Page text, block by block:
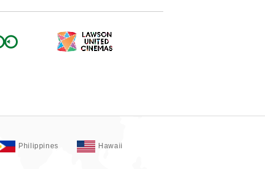
Philippines Hawaii